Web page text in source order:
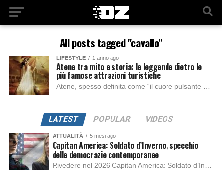
All posts tagged "cavallo"
LIFESTYLE 1 anno ago
Atene tra mito e storia: le leggende dietro le
più famose attrazioni turistiche
LATEST POPULAR VIDEOS
ATTUALITÀ 5 mesi ago
Capitan America: Soldato d’Inverno, specchio
delle democrazie contemporanee